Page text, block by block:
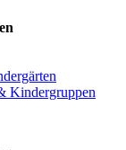
Kindergruppen